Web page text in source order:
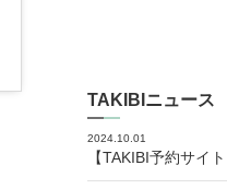
TAKIBIニュース
2024.10.01
【TAKIBI予約サイ